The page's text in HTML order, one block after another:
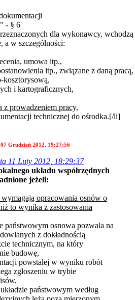
- § 6
dla wykonawcy, wchodzą
a w szczególności:
umowa itp.,
itp., związane z daną pracą,
kosztorysową,
i kartograficznych,
z prowadzeniem pracy,
technicznej do ośrodka.[/li]
Grudzień 2012, 19:27:56
11 Luty 2012, 18:29:37
układu współrzędnych
jeżeli:
opracowania osnów o
to wynika z zastosowania
państwowym osnowa pozwala na
z dokładnością
technicznym, na który
budowę,
powstałej w wyniku robót
zgłoszeniu w trybie
państwowym według